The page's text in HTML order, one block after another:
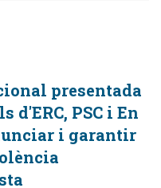
presentada
PSC i En
i garantir